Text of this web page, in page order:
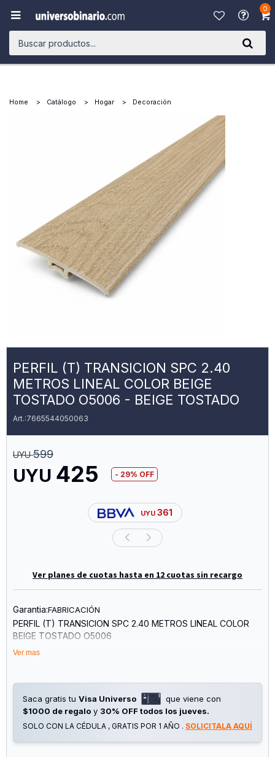
0

Home Catálogo Hogar Decoración
PERFIL (T) TRANSICION SPC 2.40
METROS LINEAL COLOR BEIGE
TOSTADO O5006 - BEIGE TOSTADO
7665544050063
UYU 425
UYU 599
29
UYU 361
Ver planes de cuotas hasta en 12 cuotas sin recargo
Garantia:FABRICACIÓN
PERFIL (T) TRANSICION SPC 2.40 METROS LINEAL COLOR
BEIGE TOSTADO O5006
Ver mas
Saca gratis tu Visa Universo
que viene con
$1000 de regalo y 30% OFF todos los jueves.
SOLO CON LA CÉDULA , GRATIS POR 1 AÑO . SOLICITALA AQUÍ